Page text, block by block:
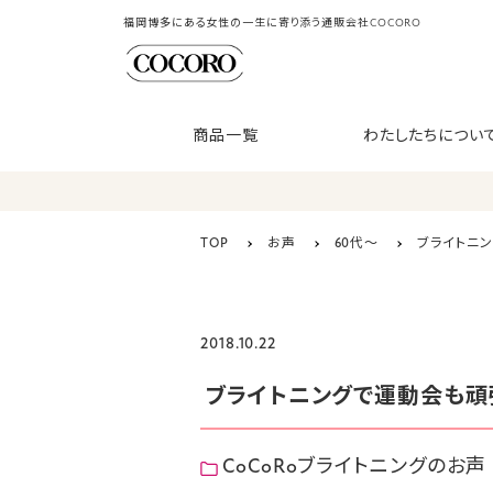
福岡博多にある女性の一生に寄り添う通販会社COCORO
商品一覧 わたしたちについ
TOP お声 60代〜 ブライトニ
2018.10.22
ブライトニングで運動会も
CoCoRoブライトニングのお声